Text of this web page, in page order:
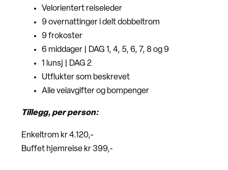
Velorientert reiseleder
9 overnattinger i delt dobbeltrom
9 frokoster
6 middager | DAG 1, 4, 5, 6, 7, 8 og 9
1 lunsj | DAG 2
Utflukter som beskrevet
Alle veiavgifter og bompenger
Tillegg, per person:
Enkeltrom kr 4.120,-
Buffet hjemreise kr 399,-